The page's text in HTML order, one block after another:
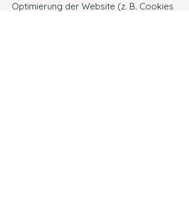
Optimierung der Website (z. B. Cookies